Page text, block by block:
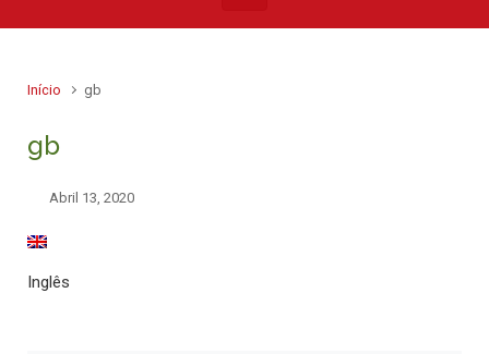
Início gb
gb
Abril 13, 2020
Inglês